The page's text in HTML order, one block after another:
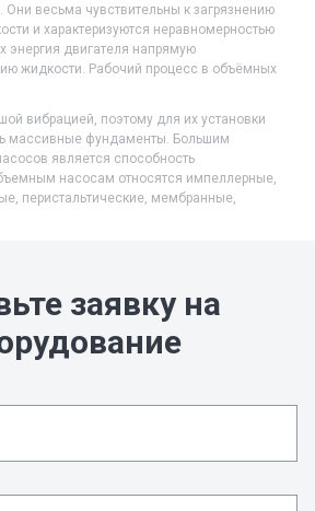
весьма чувствительны к загрязнению
и характеризуются неравномерностью
энергия двигателя напрямую
жидкости. Рабочий процесс в объёмных
вибрацией, поэтому для их установки
массивные фундаменты. Большим
является способность
насосам относятся импеллерные,
перистальтические, мембранные,
заявку на